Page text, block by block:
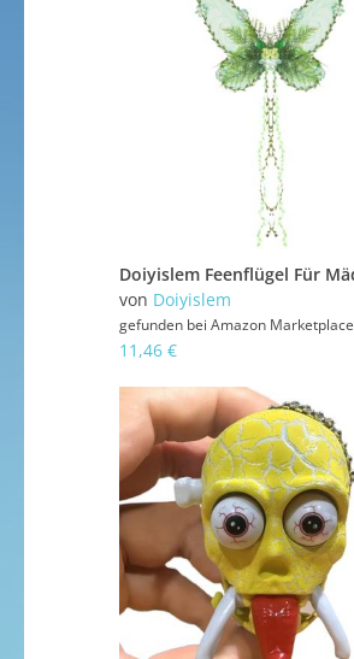
von Doiyislem
gefunden bei Amazon Marketplace
11,46 €